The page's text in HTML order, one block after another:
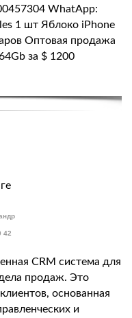
WhatApp:
1 шт Яблоко iPhone
Оптовая продажа
за $ 1200
42
CRM система для
продаж. Это
основанная
и